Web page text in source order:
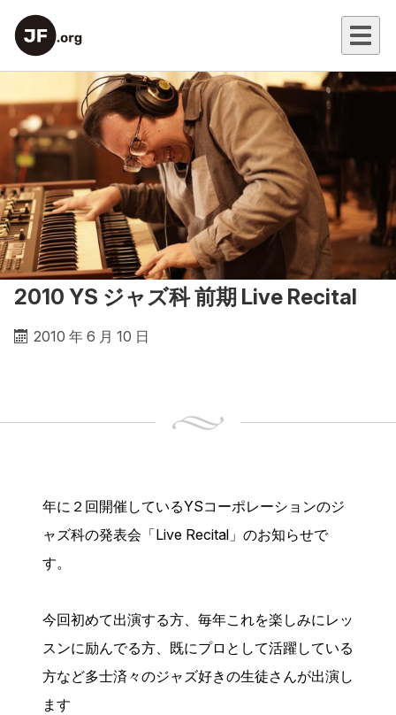
2010 YS ジャズ科 前期 Live Recital
2010 年 6 月 10 日
年に２回開催しているYSコーポレーションのジ
ャズ科の発表会「Live Recital」のお知らせで
す。
今回初めて出演する方、毎年これを楽しみにレッ
スンに励んでる方、既にプロとして活躍している
方など多士済々のジャズ好きの生徒さんが出演し
ます